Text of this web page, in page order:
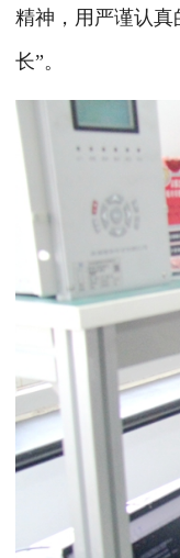
精神，用严谨认
长”。